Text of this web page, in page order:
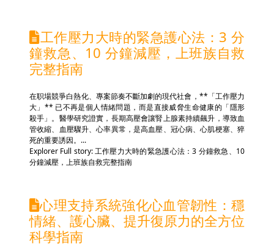
工作壓力大時的緊急護心法：3 分
鐘救急、10 分鐘減壓，上班族自救
完整指南
在职場競爭白熱化、專案節奏不斷加劇的現代社會，**「工作壓力
大」** 已不再是個人情緒問題，而是直接威脅生命健康的「隱形
殺手」。醫學研究證實，長期高壓會讓腎上腺素持續飆升，導致血
管收縮、血壓驟升、心率異常，是高血壓、冠心病、心肌梗塞、猝
死的重要誘因。...
Explorer Full story: 工作壓力大時的緊急護心法：3 分鐘救急、10
分鐘減壓，上班族自救完整指南
心理支持系統強化心血管韌性：穩
情緒、護心臟、提升復原力的全方位
科學指南